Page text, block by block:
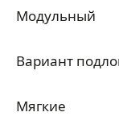
Модульный
Вариант
Мягкие